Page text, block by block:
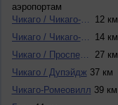
аэропортам
Чикаго / Чикаго-М...
12 км
Чикаго / Чикаго-О...
14 км
Чикаго / Проспект...
27 км
Чикаго / Дупэйдж 37 км
Чикаго-Ромеовилл 39 км